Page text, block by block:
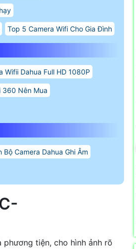
Top 5 Camera Wifi Cho Gia Đình
Wifii Dahua Full HD 1080P
360 Nên Mua
Bộ Camera Dahua Ghi Âm
phương tiện, cho hình ảnh rõ